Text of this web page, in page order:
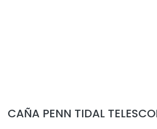
CAÑA PENN TIDAL